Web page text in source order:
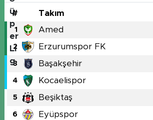
# Takım
1 Amed
2 Erzurumspor FK
3 Başakşehir
4 Kocaelispor
5 Beşiktaş
6 Eyüpspor